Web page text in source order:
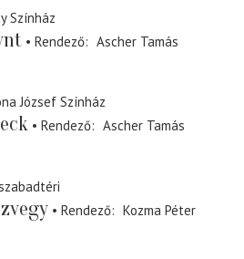
Színház
Rendező
Ascher Tamás
József Színház
Rendező
Ascher Tamás
Rendező
Kozma Péter